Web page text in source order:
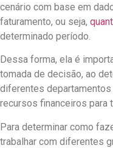
cenário com base em
faturamento, ou seja,
determinado período.
Dessa forma, ela é
tomada de decisão, ao
diferentes
recursos financeiros para
Para determinar como
trabalhar com diferentes